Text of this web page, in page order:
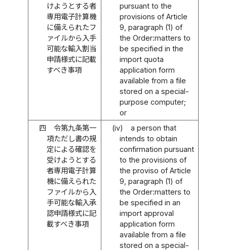
けようとする者
専用電子計算機
に備えられたフ
ァイルから入手
可能な輸入割当
申請様式に記載
すべき事項
pursuant to the
provisions of Article
9, paragraph (1) of
the Order:matters to
be specified in the
import quota
application form
available from a file
stored on a special-
purpose computer;
or
四
令第九条第一
項ただし書の規
定による確認を
受けようとする
者専用電子計算
機に備えられた
ファイルから入
手可能な輸入承
認申請様式に記
載すべき事項
(iv)
a person that
intends to obtain
confirmation pursuant
to the provisions of
the proviso of Article
9, paragraph (1) of
the Order:matters to
be specified in an
import approval
application form
available from a file
stored on a special-